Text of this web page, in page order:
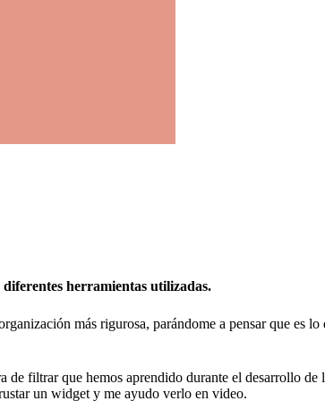
diferentes herramientas utilizadas.
más rigurosa, parándome a pensar que es
filtrar que hemos aprendido durante el desarrollo de
un widget y me ayudo verlo en video.